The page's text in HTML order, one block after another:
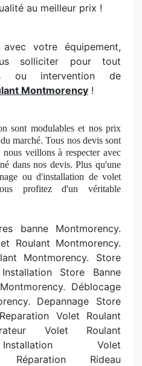
au meilleur prix !
votre équipement,
solliciter pour tout
ou intervention de
Montmorency !
sont modulables et nos prix
marché. Tous nos devis sont
veillons à respecter avec
dans nos devis. Plus qu'une
ou d'installation de volet
profitez d'un véritable
banne Montmorency.
Roulant Montmorency.
Montmorency. Store
Store Banne
Déblocage
Depannage Store
Volet Roulant
Volet Roulant
Volet
Réparation Rideau